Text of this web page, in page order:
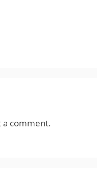
a comment.